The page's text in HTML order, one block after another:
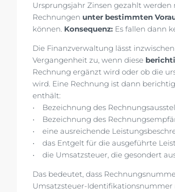
Ursprungsjahr Zinsen gezahlt werden
Rechnungen unter bestimmten
können. Konsequenz: Es fallen dann
Die Finanzverwaltung lässt
Vergangenheit zu, wenn diese
Rechnung ergänzt wird oder ob die
wird. Eine Rechnung ist dann
enthält:
• Bezeichnung des
• Bezeichnung des
• eine ausreichende
• das Entgelt für die ausgeführte
• die Umsatzsteuer, die gesondert
Das bedeutet, dass
Umsatzsteuer-